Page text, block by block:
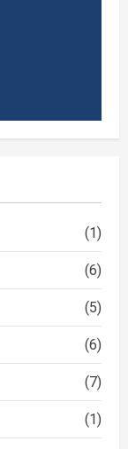
(1)
(6)
(5)
(6)
(7)
(1)